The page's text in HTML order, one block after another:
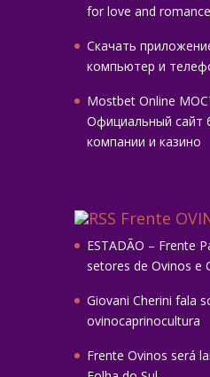
for love and romance
Скачать
компьютер и
Mostbet Online
Официальный сайт
компании и казино
Frente
ESTADÃO – Frente
setores de Ovinos e
Giovani Cherini fala
ovinocaprinocultura
Frente Ovinos será